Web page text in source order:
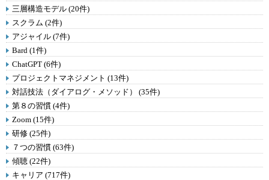
三層構造モデル (20件)
スクラム (2件)
アジャイル (7件)
Bard (1件)
ChatGPT (6件)
プロジェクトマネジメント (13件)
対話技法（ダイアログ・メソッド） (35件)
第８の習慣 (4件)
Zoom (15件)
研修 (25件)
７つの習慣 (63件)
傾聴 (22件)
キャリア (717件)